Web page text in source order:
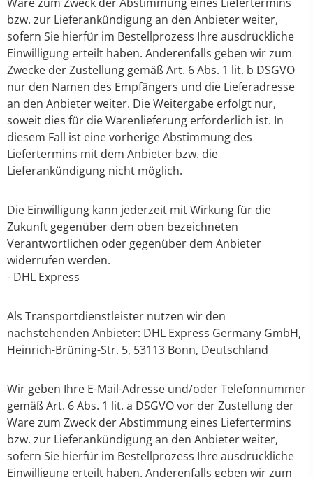
bzw. zur Lieferankündigung an den Anbieter weiter,
sofern Sie hierfür im Bestellprozess Ihre ausdrückliche
Einwilligung erteilt haben. Anderenfalls geben wir zum
Zwecke der Zustellung gemäß Art. 6 Abs. 1 lit. b DSGVO
nur den Namen des Empfängers und die Lieferadresse
an den Anbieter weiter. Die Weitergabe erfolgt nur,
soweit dies für die Warenlieferung erforderlich ist. In
diesem Fall ist eine vorherige Abstimmung des
Liefertermins mit dem Anbieter bzw. die
Lieferankündigung nicht möglich.
Die Einwilligung kann jederzeit mit Wirkung für die
Zukunft gegenüber dem oben bezeichneten
Verantwortlichen oder gegenüber dem Anbieter
widerrufen werden.
- DHL Express
Als Transportdienstleister nutzen wir den
nachstehenden Anbieter: DHL Express Germany GmbH,
Heinrich-Brüning-Str. 5, 53113 Bonn, Deutschland
Wir geben Ihre E-Mail-Adresse und/oder Telefonnummer
gemäß Art. 6 Abs. 1 lit. a DSGVO vor der Zustellung der
Ware zum Zweck der Abstimmung eines Liefertermins
bzw. zur Lieferankündigung an den Anbieter weiter,
sofern Sie hierfür im Bestellprozess Ihre ausdrückliche
Einwilligung erteilt haben. Anderenfalls geben wir zum